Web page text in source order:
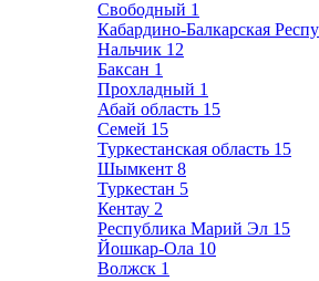
Свободный 1
Кабардино-Балкарская
Нальчик 12
Баксан 1
Прохладный 1
Абай область 15
Семей 15
Туркестанская область 15
Шымкент 8
Туркестан 5
Кентау 2
Республика Марий Эл 15
Йошкар-Ола 10
Волжск 1